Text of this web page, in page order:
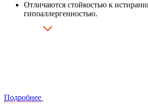
Отличаются стойкостью к
гипоаллергенностью.
Подробнее